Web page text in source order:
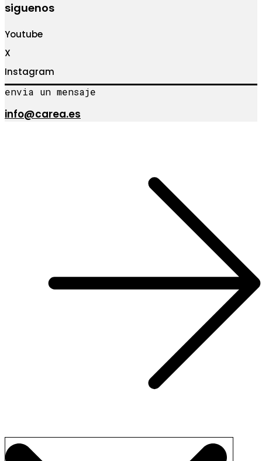
siguenos
Youtube
X
Instagram
envia un mensaje
info@carea.es